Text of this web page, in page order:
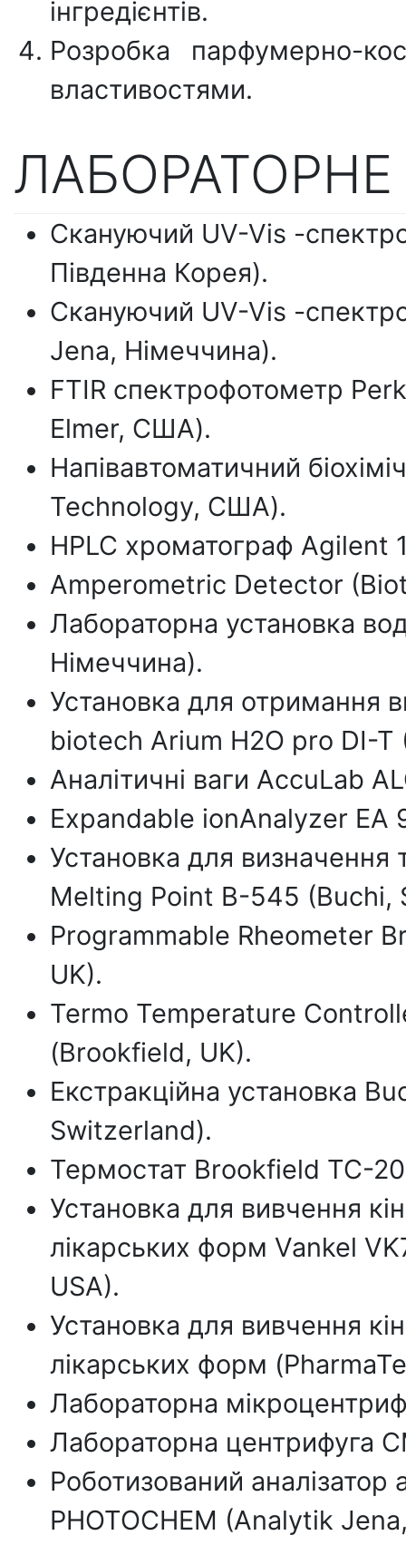
інгредієнтів.
Розробка парфумерно-
властивостями.
Скануючий UV-Vis -
Південна Корея).
Скануючий UV-Vis -
Jena, Німеччина).
FTIR спектрофотометр
Elmer, США).
Напівавтоматичний
Technology, США).
HPLC хроматограф Agilent
Amperometric Detector
Лабораторна установка
Німеччина).
Установка для отримання
biotech Arium H2O pro DI-T
Аналітичні ваги AccuLab
Eхpandable ionAnalyzer EA
Установка для
Melting Point B-545 (Buchi,
Programmable Rheometer
UK).
Termo Temperature
(Brookfield, UK).
Екстракційна установка
Switzerland).
Термостат Brookfield TC-
Установка для вивчення
лікарських форм Vankel
USA).
Установка для вивчення
лікарських форм
Лабораторна
Лабораторна центрифуга
Роботизований аналізатор
PHOTOCHEM (Analytik